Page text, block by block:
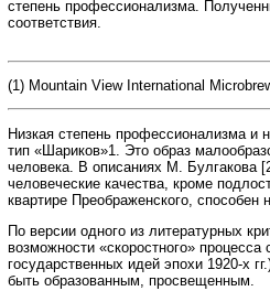
степень профессионализма.
соответствия.
(1) Mountain View International
Низкая степень профессионализма и
тип «Шариков»1. Это образ
человека. В описаниях М. Булгакова
человеческие качества, кроме
квартире Преображенского, способен
По версии одного из литературных
возможности «скоростного»
государственных идей эпохи 1920-х
быть образованным, просвещенным.